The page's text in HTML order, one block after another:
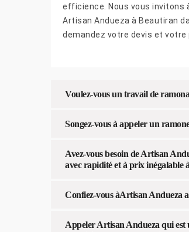
efficience. Nous vous invitons
Artisan Andueza à Beautiran
demandez votre devis et votre
Voulez-vous un travail de
Songez-vous à appeler un
Avez-vous besoin de Artisan
avec rapidité et à prix inégalable
Confiez-vous àArtisan Andueza
Appeler Artisan Andueza qui est